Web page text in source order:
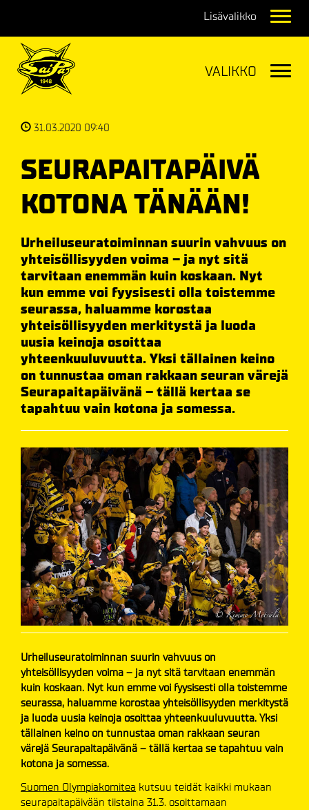
31.03.2020 09:40
SEURAPAITAPÄIVÄ
KOTONA TÄNÄÄN!
Urheiluseuratoiminnan suurin vahvuus on
yhteisöllisyyden voima – ja nyt sitä
tarvitaan enemmän kuin koskaan. Nyt
kun emme voi fyysisesti olla toistemme
seurassa, haluamme korostaa
yhteisöllisyyden merkitystä ja luoda
uusia keinoja osoittaa
yhteenkuuluvuutta. Yksi tällainen keino
on tunnustaa oman rakkaan seuran värejä
Seurapaitapäivänä – tällä kertaa se
tapahtuu vain kotona ja somessa.
Urheiluseuratoiminnan suurin vahvuus on
yhteisöllisyyden voima – ja nyt sitä tarvitaan enemmän
kuin koskaan. Nyt kun emme voi fyysisesti olla toistemme
seurassa, haluamme korostaa yhteisöllisyyden merkitystä
ja luoda uusia keinoja osoittaa yhteenkuuluvuutta. Yksi
tällainen keino on tunnustaa oman rakkaan seuran
värejä Seurapaitapäivänä – tällä kertaa se tapahtuu vain
kotona ja somessa.
Suomen Olympiakomitea kutsuu teidät kaikki mukaan
seurapaitapäivään tiistaina 31.3. osoittamaan